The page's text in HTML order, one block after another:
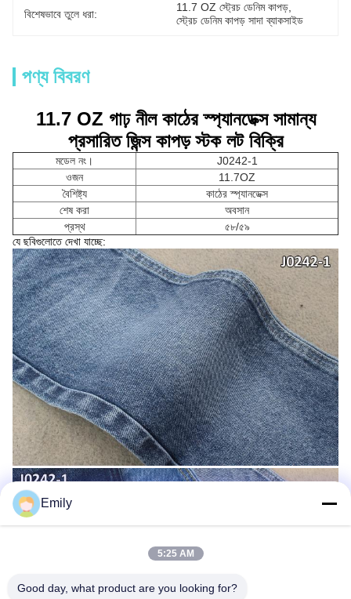
বিশেষভাবে তুলে ধরা:
11.7 OZ স্ট্রেচ ডেনিম কাপড়
স্ট্রেচ ডেনিম কাপড় সাদা ব্যাকসাইড
পণ্য বিবরণ
11.7 OZ গাঢ় নীল কাঠের স্প্যানডেক্স সামান্য
প্রসারিত জিন্স কাপড় স্টক লট বিক্রি
মডেল নং।
J0242-1
ওজন
11.7OZ
বৈশিষ্ট্য
কাঠের স্প্যানডেক্স
শেষ করা
অবসান
প্রস্থ
৫৮/৫৯
যে ছবিগুলোতে দেখা যাচ্ছে:
Emily
5:25 AM
Good day, what product are you looking for?